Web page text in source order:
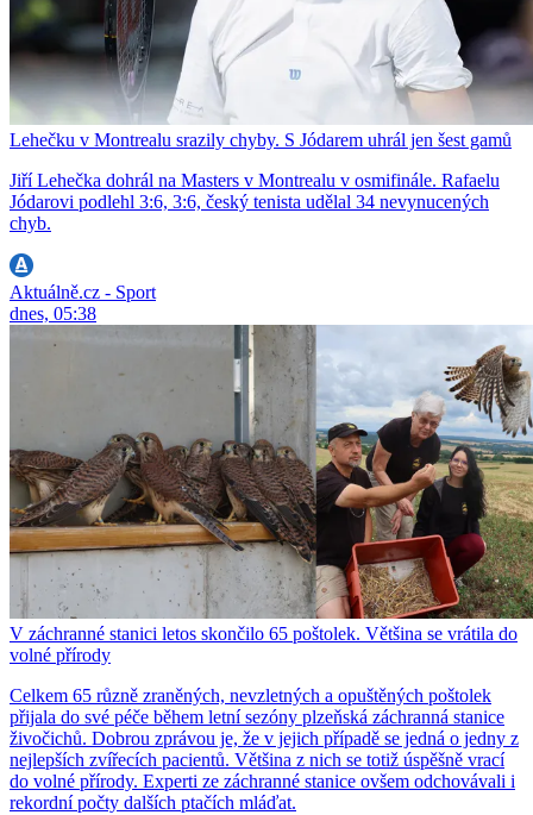
Lehečku v Montrealu srazily chyby. S Jódarem uhrál jen šest gamů
Jiří Lehečka dohrál na Masters v Montrealu v osmifinále. Rafaelu
Jódarovi podlehl 3:6, 3:6, český tenista udělal 34 nevynucených
chyb.
Aktuálně.cz - Sport
dnes, 05:38
V záchranné stanici letos skončilo 65 poštolek. Většina se vrátila do
volné přírody
Celkem 65 různě zraněných, nevzletných a opuštěných poštolek
přijala do své péče během letní sezóny plzeňská záchranná stanice
živočichů. Dobrou zprávou je, že v jejich případě se jedná o jedny z
nejlepších zvířecích pacientů. Většina z nich se totiž úspěšně vrací
do volné přírody. Experti ze záchranné stanice ovšem odchovávali i
rekordní počty dalších ptačích mláďat.